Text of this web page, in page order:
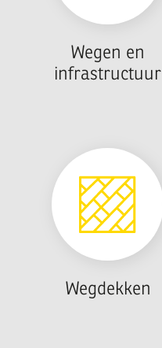
Wegen en
infrastructuur
Wegdekken